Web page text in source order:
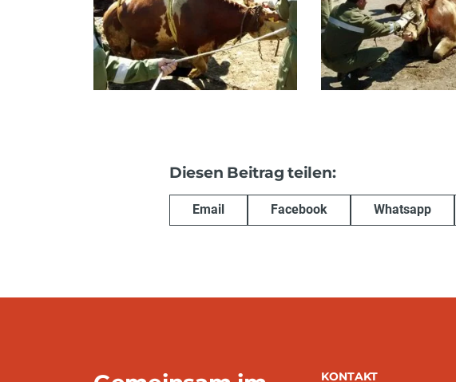
Diesen Beitrag teilen:
Email Facebook Whatsapp
KONTAKT